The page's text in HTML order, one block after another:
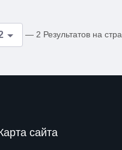
— 2 Результатов на
сайта